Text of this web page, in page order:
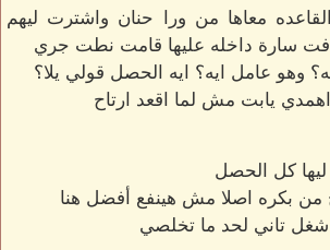
معاها من ورا حنان واشترت ليهم
سارة داخله عليها قامت نطت جري
وهو عامل ايه؟ ايه الحصل قولي يلا؟
يابت مش لما اقعد ارتاح
كل الحصل
من بكره اصلا مش هينفع أفضل هنا
تاني لحد ما تخلصي